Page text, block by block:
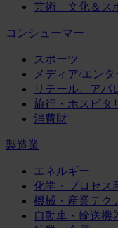
芸術、文化＆ス
コンシューマー
スポーツ
メディア/エン
リテール、アパ
旅行・ホスピタ
消費財
製造業
エネルギー
化学・プロセス
機械・産業テク
自動車・輸送機